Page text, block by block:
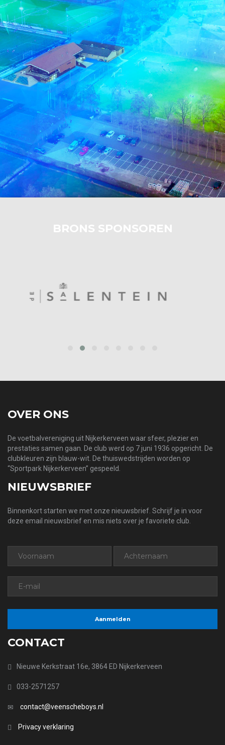
BRONS SPONSOREN
OVER ONS
De voetbalvereniging uit Nijkerkerveen waar sfeer, plezier en
prestaties samen gaan. De club werd op 7 juni 1936 opgericht. De
clubkleuren zijn blauw-wit. De thuiswedstrijden worden op
“Sportpark Nijkerkerveen” gespeeld.
NIEUWSBRIEF
Binnenkort starten we met onze nieuwsbrief. Schrijf je in voor
deze email nieuwsbrief en mis niets over je favoriete club.
CONTACT
Nieuwe Kerkstraat 16e, 3864 ED Nijkerkerveen
033-2571257
contact@veenscheboys.nl
Privacy verklaring